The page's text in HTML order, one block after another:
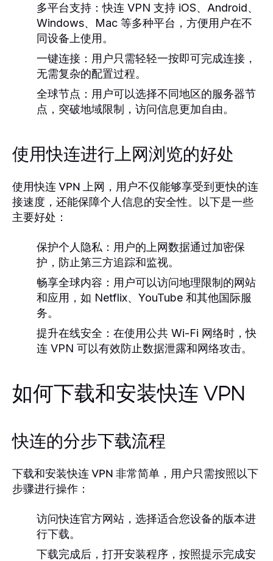
多平台支持：快连 VPN 支持 iOS、Android、
Windows、Mac 等多种平台，方便用户在不
同设备上使用。
一键连接： 用户只需轻轻一按即可完成连接，
无需复杂的配置过程。
全球节点： 用户可以选择不同地区的服务器节
点，突破地域限制，访问信息更加自由。
使用快连进行上网浏览的好处
使用快连 VPN 上网，用户不仅能够享受到更快的连
接速度，还能保障个人信息的安全性。以下是一些
主要好处：
保护个人隐私：用户的上网数据通过加密保
护，防止第三方追踪和监视。
畅享全球内容：用户可以访问地理限制的网站
和应用，如 Netflix、YouTube 和其他国际服
务。
提升在线安全：在使用公共 Wi-Fi 网络时，快
连 VPN 可以有效防止数据泄露和网络攻击。
如何下载和安装快连 VPN
快连的分步下载流程
下载和安装快连 VPN 非常简单，用户只需按照以下
步骤进行操作：
访问快连官方网站，选择适合您设备的版本进
行下载。
下载完成后，打开安装程序，按照提示完成安